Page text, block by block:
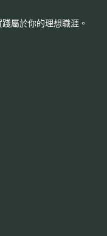
踐屬於你的理想職涯。